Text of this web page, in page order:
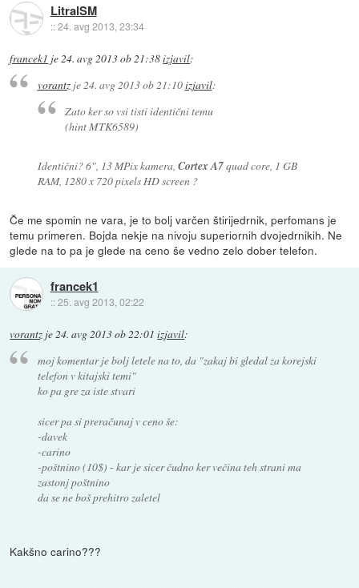
LitralSM
::24. avg 2013, 23:34
francek1 je 24. avg 2013 ob 21:38izjavil:
vorantzje24. avg 2013 ob 21:10izjavil:
Zato ker so vsi tisti identični temu
(hint MTK6589)
Identični? 6", 13 MPix kamera, Cortex A7quad core, 1 GB
RAM, 1280 x 720 pixels HD screen ?
Če me spomin ne vara, je to bolj varčen štirijedrnik, perfomans je
temu primeren. Bojda nekje na nivoju superiornih dvojedrnikih. Ne
glede na to pa je glede na ceno še vedno zelo dober telefon.
francek1
::25. avg 2013, 02:22
vorantz je24. avg 2013 ob 22:01 izjavil:
moj komentar je bolj letele na to, da "zakaj bi gledal za korejski
telefon v kitajski temi"
ko pa gre za iste stvari
sicer pa si preračunaj v ceno še:
-davek
-carino
-poštnino (10$) - kar je sicer čudno ker večina teh strani ma
zastonj poštnino
da se ne boš prehitro zaletel
Kakšno carino???